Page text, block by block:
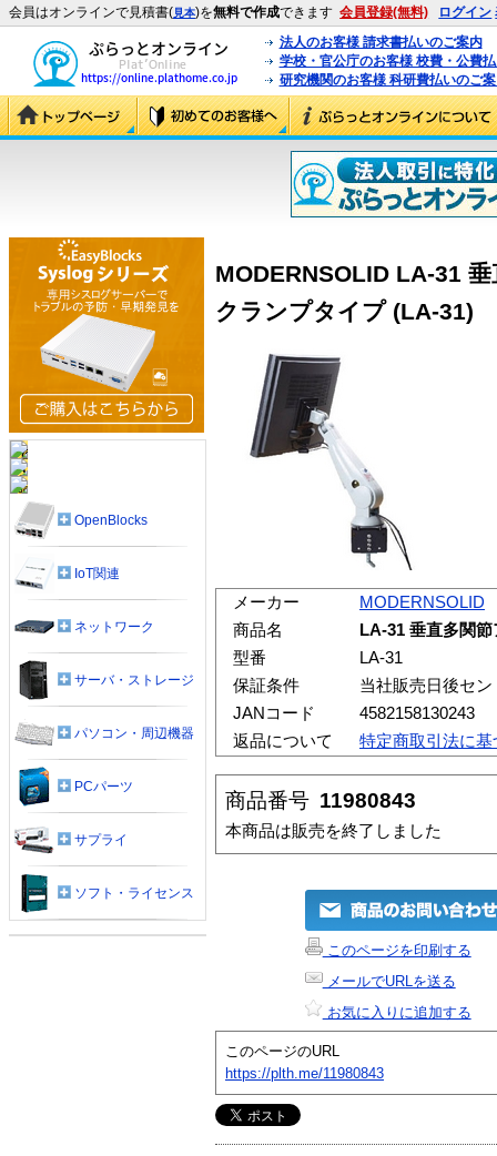
会員はオンラインで見積書(見本)を無料で作成できます 会員登録(無料) ログイン
法人のお客様 請求書払いのご案内
学校・官公庁のお客様 校費・公費
研究機関のお客様 科研費払いのご
MODERNSOLID LA-31
クランプタイプ (LA-31)
メーカー
MODERNSOLID
商品名
LA-31 垂直多関
型番
LA-31
保証条件
当社販売日後セ
JANコード
4582158130243
返品について
特定商取引法に基
商品番号 11980843
本商品は販売を終了しました
このページを印刷する
メールでURLを送る
お気に入りに追加する
このページのURL
https://plth.me/11980843
OpenBlocks
IoT関連
ネットワーク
サーバ・ストレージ
パソコン・周辺機器
PCパーツ
サプライ
ソフト・ライセンス